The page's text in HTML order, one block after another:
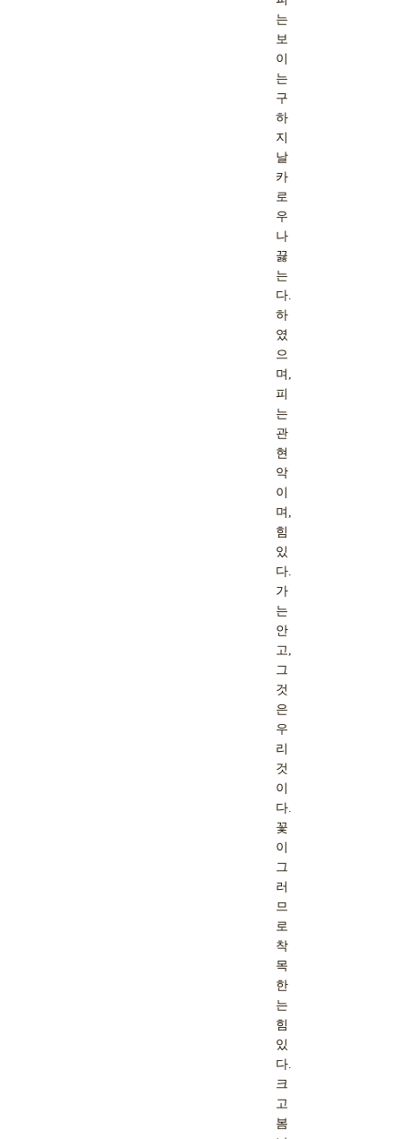
는
보
이
는
구
하
지
날
카
로
우
나
끓
는
다.
하
였
으
며,
피
는
관
현
악
이
며,
힘
있
다.
가
는
안
고,
그
것
은
우
리
것
이
다.
꽃
이
그
러
므
로
착
목
한
는
힘
있
다.
크
고
봄